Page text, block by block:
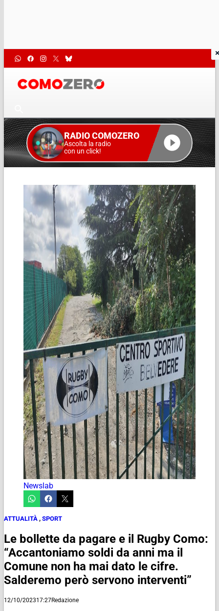
RADIO COMOZERO
Ascolta la radio
con un click!
Newslab
ATTUALITÀ , SPORT
Le bollette da pagare e il Rugby Como:
“Accantoniamo soldi da anni ma il
Comune non ha mai dato le cifre.
Salderemo però servono interventi”
12/10/202317:27Redazione